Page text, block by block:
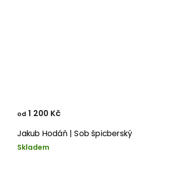
Jakub Hodáň | Sob špicberský
Skladem
od 1 200 Kč